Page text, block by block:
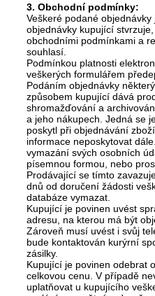
3. Obchodní podmínky:
Veškeré podané
objednávky kupující
obchodními podmínkami a
souhlasí.
Podmínkou platnosti
veškerých formulářem
Podáním objednávky
způsobem kupující dává
shromažďování a
a jeho nákupech. Jedná se
poskytl při objednávání
informace neposkytovat
vymazání svých osobních
písemnou formou, nebo
Prodávající se tímto
dnů od doručení žádosti
databáze vymazat.
Kupující je povinen uvést
adresu, na kterou má být
Zároveň musí uvést i svůj
bude kontaktován kurýrní
zásilky.
Kupující je povinen odebrat
celkovou cenu. V případě
uplatňovat u kupujícího